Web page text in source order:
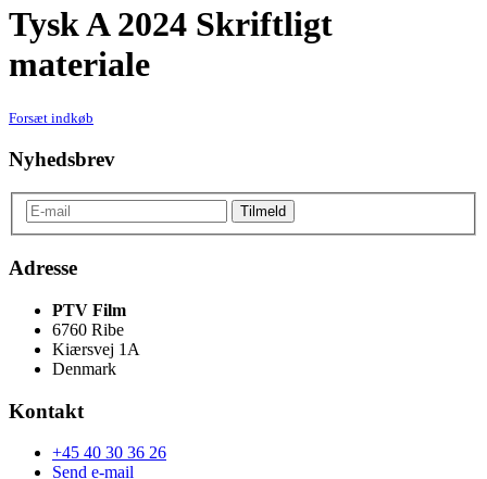
Tysk A 2024 Skriftligt
materiale
Forsæt indkøb
Nyhedsbrev
Adresse
PTV Film
6760 Ribe
Kiærsvej 1A
Denmark
Kontakt
+45 40 30 36 26
Send e-mail